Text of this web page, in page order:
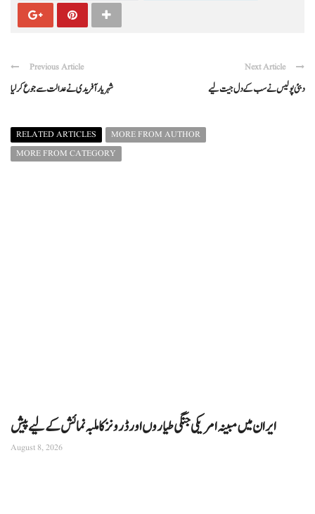
Previous Article
شہریار آفریدی نےعدالت سےجوع کرلیا
Next Article
دبئی پولیس نےسب کےدل جیت لیے
RELATED ARTICLES
MORE FROM AUTHOR
MORE FROM CATEGORY
ایران میں مبینہ امریکی جنگی طیاروں اور ڈرونز کا ملبہ نمائش کے لیے پیش
August 8, 2026